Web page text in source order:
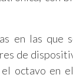
en las que
de
octavo en